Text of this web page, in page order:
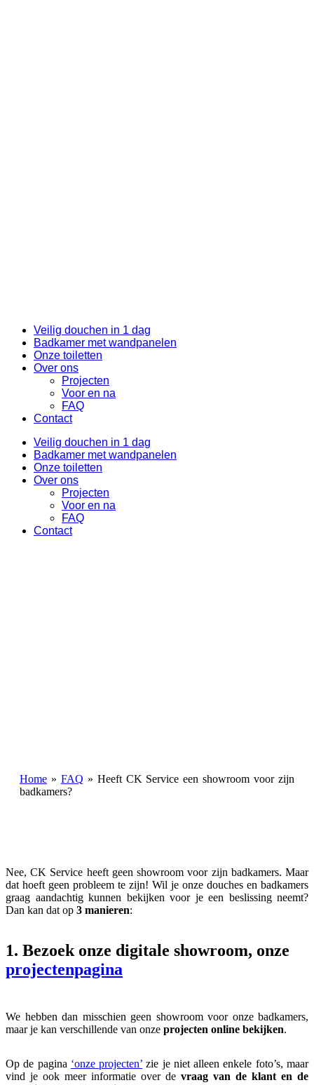
Veilig douchen in 1 dag
Badkamer met wandpanelen
Onze toiletten
Over ons
Projecten
Voor en na
FAQ
Contact
Veilig douchen in 1 dag
Badkamer met wandpanelen
Onze toiletten
Over ons
Projecten
Voor en na
FAQ
Contact
Home » FAQ » Heeft CK Service een showroom voor zijn
badkamers?
Nee, CK Service heeft geen showroom voor zijn badkamers. Maar
dat hoeft geen probleem te zijn! Wil je onze douches en badkamers
graag aandachtig kunnen bekijken voor je een beslissing neemt?
Dan kan dat op 3 manieren:
1. Bezoek onze digitale showroom, onze
projectenpagina
We hebben dan misschien geen showroom voor onze badkamers,
maar je kan verschillende van onze projecten online bekijken.
Op de pagina ‘onze projecten’ zie je niet alleen enkele foto’s, maar
vind je ook meer informatie over de vraag van de klant en de